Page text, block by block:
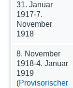
31. Januar
1917-7.
November
1918
8. November
1918-4. Januar
1919
(Provisorischer